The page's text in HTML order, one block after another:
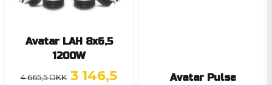
Avatar LAH 8x6,5
1200W
4 665,5 DKK 3 146,5
Avatar Pulse